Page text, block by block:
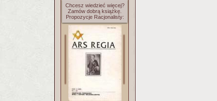
Chcesz wiedzieć więcej?
Zamów dobrą książkę.
Propozycje Racjonalisty: